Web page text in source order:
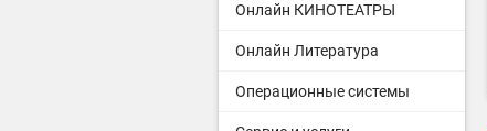
Онлайн КИНОТЕАТРЫ
Онлайн Литература
Операционные системы